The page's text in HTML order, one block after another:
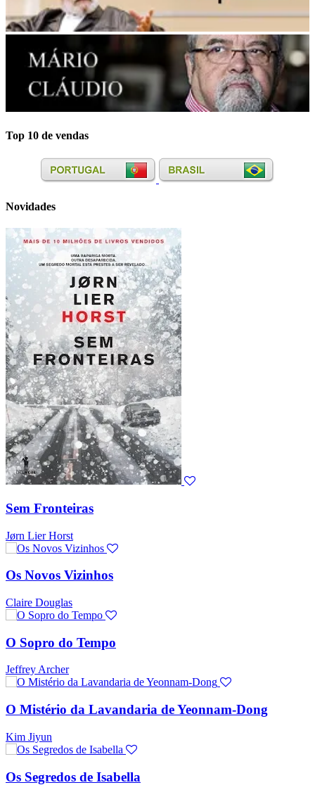
Top 10 de vendas
Novidades
Sem Fronteiras
Jørn Lier Horst
Os Novos Vizinhos
Claire Douglas
O Sopro do Tempo
Jeffrey Archer
O Mistério da Lavandaria de Yeonnam-Dong
Kim Jiyun
Os Segredos de Isabella